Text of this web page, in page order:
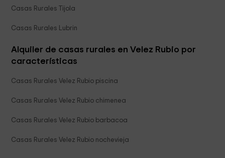
Casas Rurales Tijola
Casas Rurales Lubrin
Alquiler de casas rurales en Velez Rubio por
características
Casas Rurales Velez Rubio piscina
Casas Rurales Velez Rubio chimenea
Casas Rurales Velez Rubio barbacoa
Casas Rurales Velez Rubio nochevieja